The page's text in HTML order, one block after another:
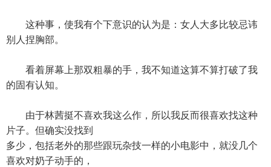
这种事，使我有个下意识的认为是：女人大多比较忌讳
别人捏胸部。
看着屏幕上那双粗暴的手，我不知道这算不算打破了我
的固有认知。
由于林茜挺不喜欢我这么作，所以我反而很喜欢找这种
片子。但确实没找到
多少，包括老外的那些跟玩杂技一样的小电影中，就没几个
喜欢对奶子动手的，